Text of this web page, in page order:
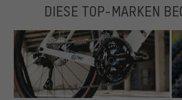
DIESE TOP-MARKEN